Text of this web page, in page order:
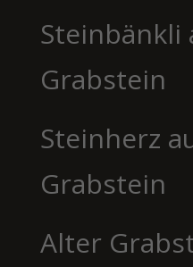
Steinbänkli
Grabstein
Steinherz
Grabstein
Alter